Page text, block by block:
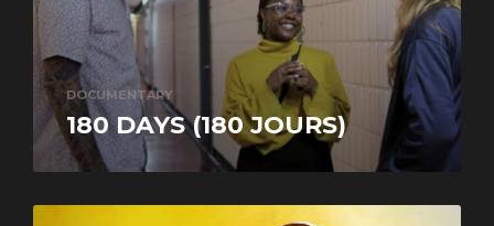
DOCUMENTARY
180 DAYS (180 JOURS)